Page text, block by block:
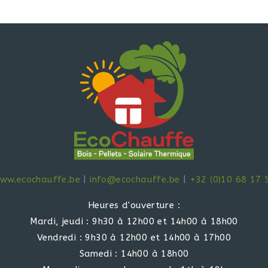
info@ecochauffe.be +32 (0)10 68 17
Heures d'ouverture :
Mardi, jeudi : 9h30 à 12h00 et 14h00 à 18h00
Vendredi : 9h30 à 12h00 et 14h00 à 17h00
Samedi : 14h00 à 18h00